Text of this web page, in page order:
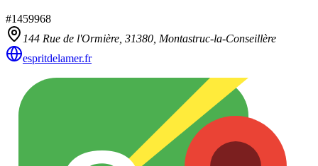
#1459968
144 Rue de l'Ormière, 31380 Montastruc-la-Conseillère
espritdelamer.fr